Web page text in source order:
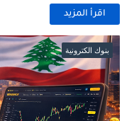
اقرأ المزيد
بنوك الكترونية